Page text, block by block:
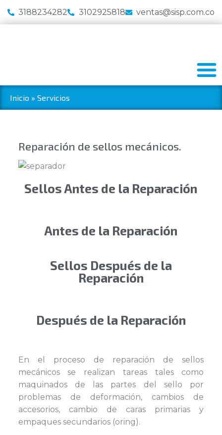
3188234282 3102925818 ventas@sisp.com.co
Inicio » Servicios
Reparación de sellos mecánicos.
Sellos Antes de la Reparación
Antes de la Reparación
Sellos Después de la
Reparación
Después de la Reparación
En el proceso de reparación de sellos
mecánicos se realizan tareas tales como
maquinados de las partes del sello por
problemas de deformación, cambios de
accesorios, cambio de caras primarias y
empaques secundarios (oring).